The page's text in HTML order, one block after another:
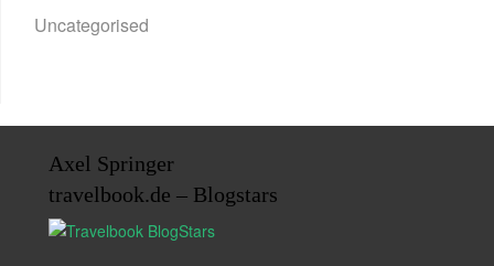
Uncategorised
Axel Springer
travelbook.de – Blogstars